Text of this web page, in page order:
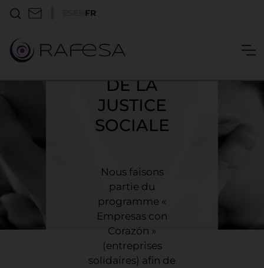
FR
DE LA
DE LA
JUSTICE
SOCIALE
Nous faisons
partie du
programme «
Empresas con
Corazón »
(entreprises
solidaires) afin de